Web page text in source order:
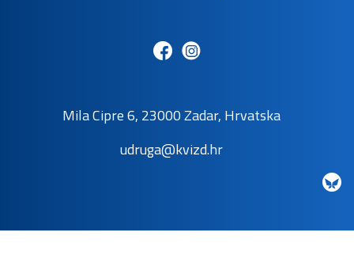
Mila Cipre 6, 23000 Zadar, Hrvatska
udruga@kvizd.hr